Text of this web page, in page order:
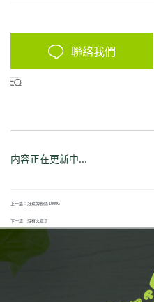
聯絡我們
内容正在更新中...
上一篇：冠珠牌粉絲 1000G
下一篇：没有文章了